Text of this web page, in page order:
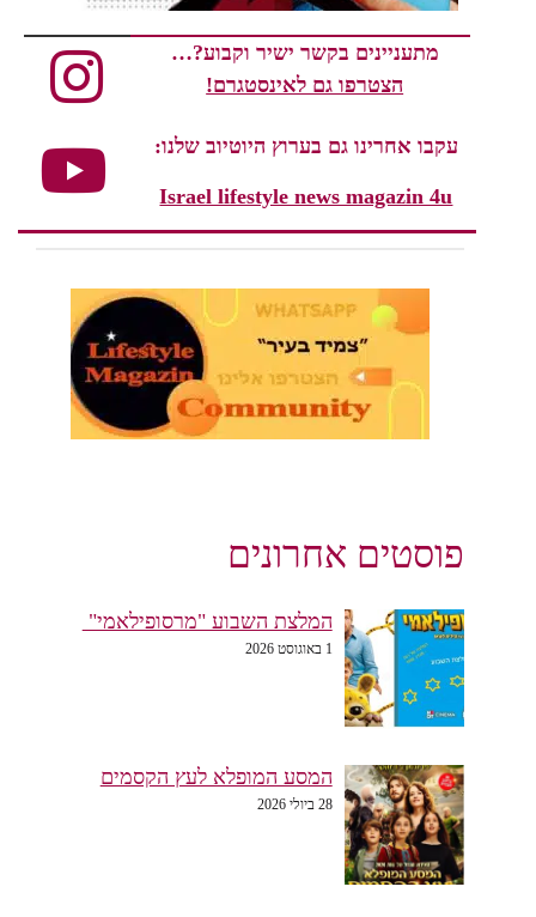
מתעניינים בקשר ישיר וקבוע?…
הצטרפו גם לאינסטגרם!
עקבו אחרינו גם בערוץ היוטיוב שלנו:
Israel lifestyle news magazin 4u
פוסטים אחרונים
המלצת השבוע "מרסופילאמי"
1 באוגוסט 2026
המסע המופלא לעץ הקסמים
28 ביולי 2026